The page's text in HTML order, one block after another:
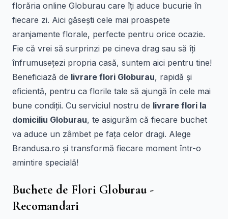
florăria online Globurau care îți aduce bucurie în
fiecare zi. Aici găsești cele mai proaspete
aranjamente florale, perfecte pentru orice ocazie.
Fie că vrei să surprinzi pe cineva drag sau să îți
înfrumusețezi propria casă, suntem aici pentru tine!
Beneficiază de livrare flori Globurau, rapidă și
eficientă, pentru ca florile tale să ajungă în cele mai
bune condiții. Cu serviciul nostru de livrare flori la
domiciliu Globurau, te asigurăm că fiecare buchet
va aduce un zâmbet pe fața celor dragi. Alege
Brandusa.ro și transformă fiecare moment într-o
amintire specială!
Buchete de Flori Globurau -
Recomandari